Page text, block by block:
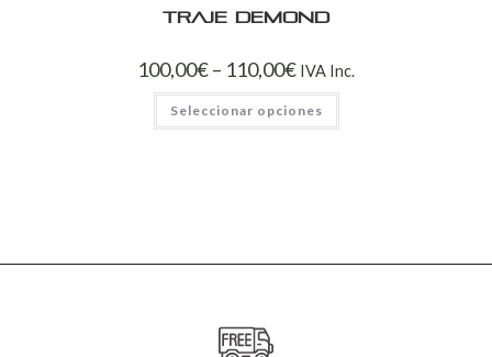
Traje Demond
100,00€– 110,00€ IVA Inc.
Seleccionar opciones